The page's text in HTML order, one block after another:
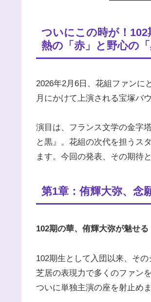
ついにこの時が！
熱の「赤」と野心の
2026年2月6日、花組ファンに
月にかけて上演される宝塚バ
演目は、フランス文学の金字
と黒』。花組の次代を担うス
ます。今回の発表、その期待
第1章：侑輝大弥、念
102期の華、侑輝大弥が魅せる
102期生として入団以来、そ
芝居の表現力で多くのファン
ついに単独主演の座を射止めま